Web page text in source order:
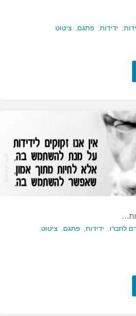
, ידידות, פתגם, ציטוט
לחברו, ידידות, פתגם, ציטוט,